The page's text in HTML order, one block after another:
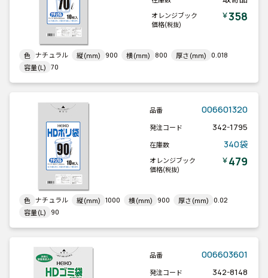
オレンジブック
価格(税抜)
￥358
色 ナチュラル 縦(mm) 900 横(mm) 800 厚さ(mm) 0.018
容量(L) 70
品番 006601320
発注コード 342-1795
在庫数 340袋
オレンジブック
価格(税抜)
￥479
色 ナチュラル 縦(mm) 1000 横(mm) 900 厚さ(mm) 0.02
容量(L)
90
品番 006603601
発注コード 342-8148